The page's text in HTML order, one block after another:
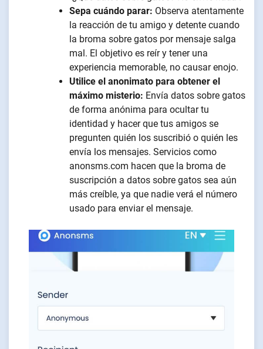
Sepa cuándo parar: Observa atentamente
la reacción de tu amigo y detente cuando
la broma sobre gatos por mensaje salga
mal. El objetivo es reír y tener una
experiencia memorable, no causar enojo.
Utilice el anonimato para obtener el
máximo misterio: Envía datos sobre gatos
de forma anónima para ocultar tu
identidad y hacer que tus amigos se
pregunten quién los suscribió o quién les
envía los mensajes. Servicios como
anonsms.com hacen que la broma de
suscripción a datos sobre gatos sea aún
más creíble, ya que nadie verá el número
usado para enviar el mensaje.